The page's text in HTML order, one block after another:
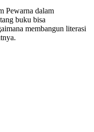
Pewarna dalam
buku bisa
membangun literasi